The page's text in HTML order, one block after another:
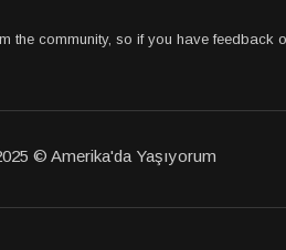
the community, so if you have feedback
© Amerika'da Yaşıyorum